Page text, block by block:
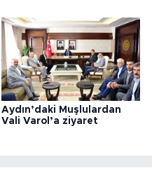
Aydın’daki Muşlulardan
Vali Varol’a ziyaret